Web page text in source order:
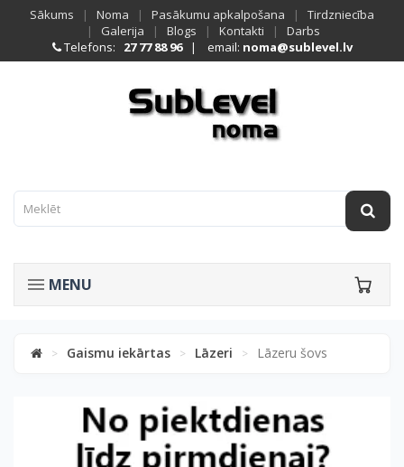
Sākums | Noma | Pasākumu apkalpošana |
Tirdzniecība
|
Galerija | Blogs | Kontakti |
Darbs
Telefons:
27 77 88 96| email: noma@sublevel.lv
MENU
> Gaismu iekārtas > Lāzeri > Lāzeru šovs